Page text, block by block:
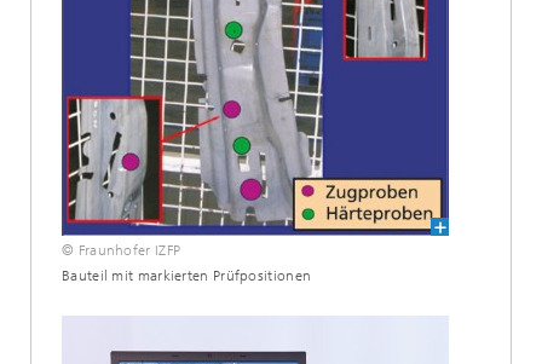
© Fraunhofer IZFP
Bauteil mit markierten Prüfpositionen